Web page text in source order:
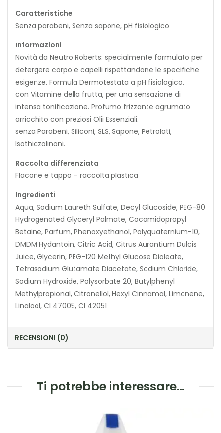
Caratteristiche
Senza parabeni, Senza sapone, pH fisiologico
Informazioni
Novità da Neutro Roberts: specialmente formulato per
detergere corpo e capelli rispettandone le specifiche
esigenze. Formula Dermotestata a pH fisiologico.
con Vitamine della frutta, per una sensazione di
intensa tonificazione. Profumo frizzante agrumato
arricchito con preziosi Olii Essenziali.
senza Parabeni, Siliconi, SLS, Sapone, Petrolati,
Isothiazolinoni.
Raccolta differenziata
Flacone e tappo – raccolta plastica
Ingredienti
Aqua, Sodium Laureth Sulfate, Decyl Glucoside, PEG-80
Hydrogenated Glyceryl Palmate, Cocamidopropyl
Betaine, Parfum, Phenoxyethanol, Polyquaternium-10,
DMDM Hydantoin, Citric Acid, Citrus Aurantium Dulcis
Juice, Glycerin, PEG-120 Methyl Glucose Dioleate,
Tetrasodium Glutamate Diacetate, Sodium Chloride,
Sodium Hydroxide, Polysorbate 20, Butylphenyl
Methylpropional, Citronellol, Hexyl Cinnamal, Limonene,
Linalool, CI 47005, CI 42051
RECENSIONI (0)
Ti potrebbe interessare…